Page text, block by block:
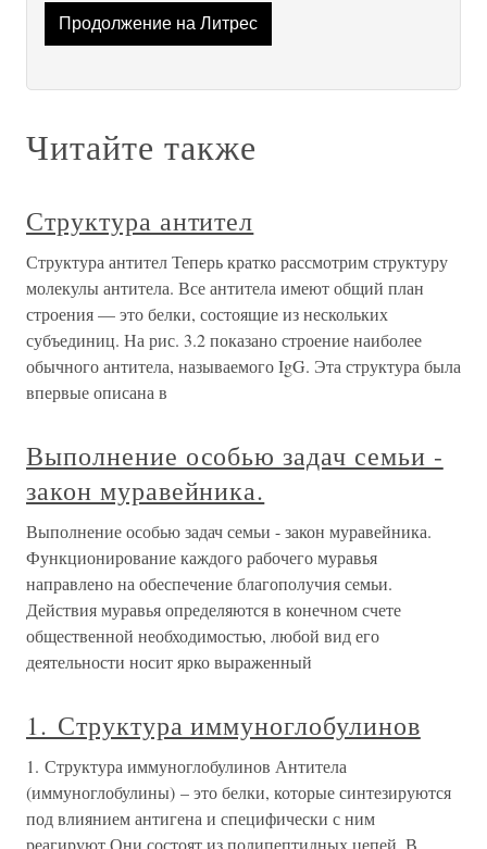
Продолжение на Литрес
Читайте также
Структура антител
Структура антител Теперь кратко рассмотрим структуру
молекулы антитела. Все антитела имеют общий план
строения — это белки, состоящие из нескольких
субъединиц. На рис. 3.2 показано строение наиболее
обычного антитела, называемого IgG. Эта структура была
впервые описана в
Выполнение особью задач семьи -
закон муравейника.
Выполнение особью задач семьи - закон муравейника.
Функционирование каждого рабочего муравья
направлено на обеспечение благополучия семьи.
Действия муравья определяются в конечном счете
общественной необходимостью, любой вид его
деятельности носит ярко выраженный
1. Структура иммуноглобулинов
1. Структура иммуноглобулинов Антитела
(иммуноглобулины) – это белки, которые синтезируются
под влиянием антигена и специфически с ним